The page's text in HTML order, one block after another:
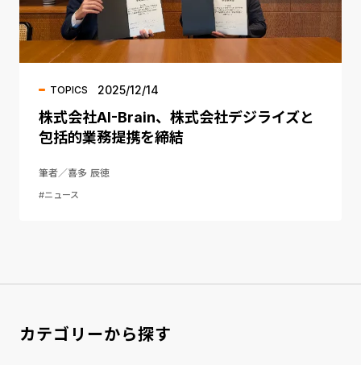
TOPICS 2025/12/14
株式会社AI-Brain、株式会社デジライズと
包括的業務提携を締結
筆者／喜多 辰徳
#ニュース
カテゴリーから探す